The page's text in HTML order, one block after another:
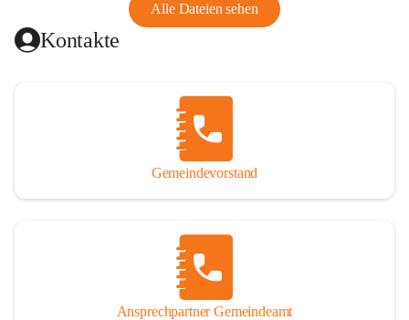
Alle Dateien sehen
Kontakte
Gemeindevorstand
Ansprechpartner Gemeindeamt